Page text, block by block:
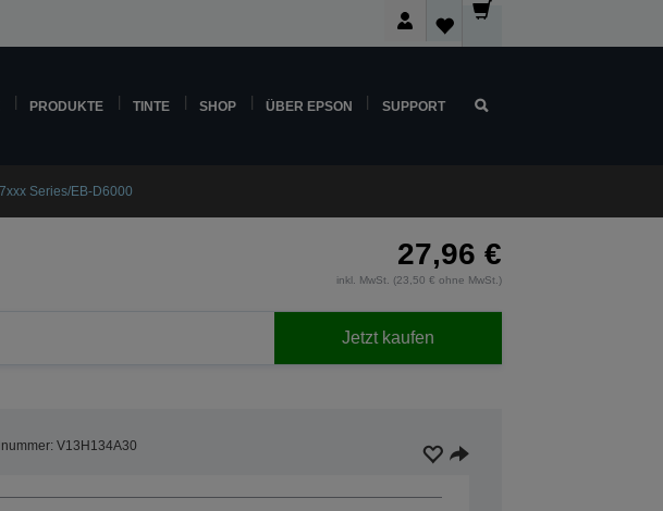
PRODUKTE TINTE SHOP ÜBER EPSON SUPPORT
Series/EB-D6000
27,96 €
inkl. MwSt. (23,50 € ohne MwSt.)
Jetzt kaufen
V13H134A30